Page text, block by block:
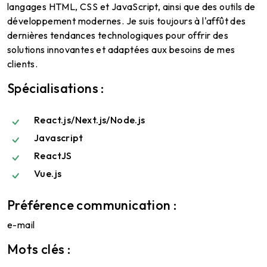
langages HTML, CSS et JavaScript, ainsi que des outils de
développement modernes. Je suis toujours à l'affût des
dernières tendances technologiques pour offrir des
solutions innovantes et adaptées aux besoins de mes
clients.
Spécialisations :
React.js/Next.js/Node.js
Javascript
ReactJS
Vue.js
Préférence communication :
e-mail
Mots clés :